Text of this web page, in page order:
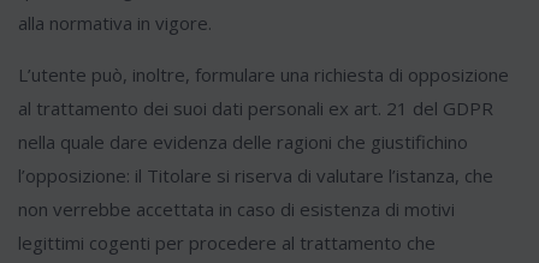
alla normativa in vigore.
L’utente può, inoltre, formulare una richiesta di opposizione
al trattamento dei suoi dati personali ex art. 21 del GDPR
nella quale dare evidenza delle ragioni che giustifichino
l’opposizione: il Titolare si riserva di valutare l’istanza, che
non verrebbe accettata in caso di esistenza di motivi
legittimi cogenti per procedere al trattamento che